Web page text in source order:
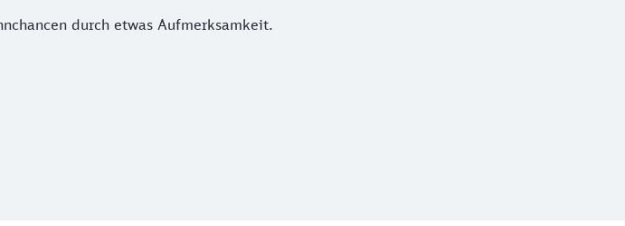
durch etwas Aufmerksamkeit.